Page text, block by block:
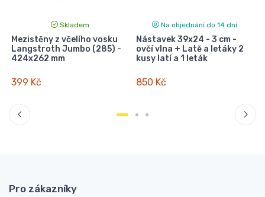
Skladem
Mezistěny z včelího vosku
Langstroth Jumbo (285) -
424x262 mm
399 Kč
Na objednání do 14 dní
Nástavek 39x24 - 3 cm -
ovčí vlna + Latě a letáky 2
kusy latí a 1 leták
850 Kč
Pro zákazníky